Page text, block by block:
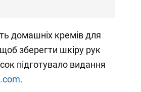
домашніх кремів для
зберегти шкіру рук
підготувало видання